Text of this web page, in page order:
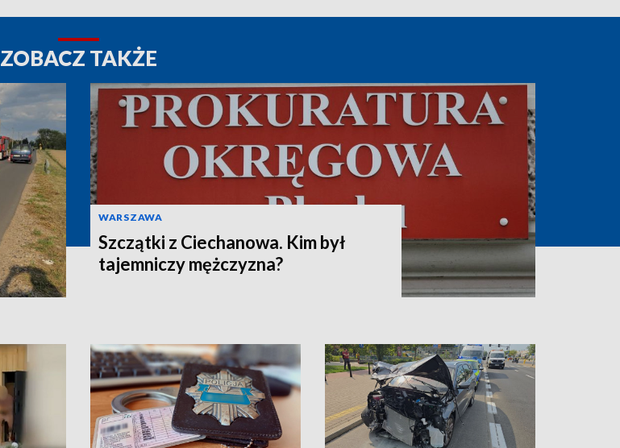
ZOBACZ TAKŻE
WARSZAWA
Szczątki z Ciechanowa. Kim był
tajemniczy mężczyzna?